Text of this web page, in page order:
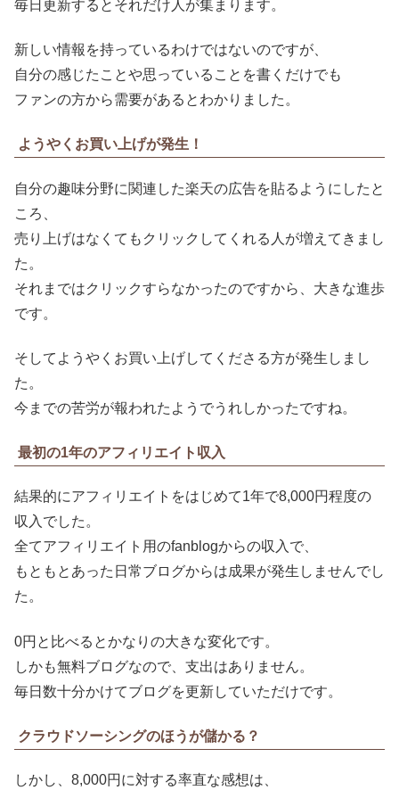
毎日更新するとそれだけ人が集まります。
新しい情報を持っているわけではないのですが、
自分の感じたことや思っていることを書くだけでも
ファンの方から需要があるとわかりました。
ようやくお買い上げが発生！
自分の趣味分野に関連した楽天の広告を貼るようにしたと
ころ、
売り上げはなくてもクリックしてくれる人が増えてきまし
た。
それまではクリックすらなかったのですから、大きな進歩
です。
そしてようやくお買い上げしてくださる方が発生しまし
た。
今までの苦労が報われたようでうれしかったですね。
最初の1年のアフィリエイト収入
結果的にアフィリエイトをはじめて1年で8,000円程度の
収入でした。
全てアフィリエイト用のfanblogからの収入で、
もともとあった日常ブログからは成果が発生しませんでし
た。
0円と比べるとかなりの大きな変化です。
しかも無料ブログなので、支出はありません。
毎日数十分かけてブログを更新していただけです。
クラウドソーシングのほうが儲かる？
しかし、8,000円に対する率直な感想は、